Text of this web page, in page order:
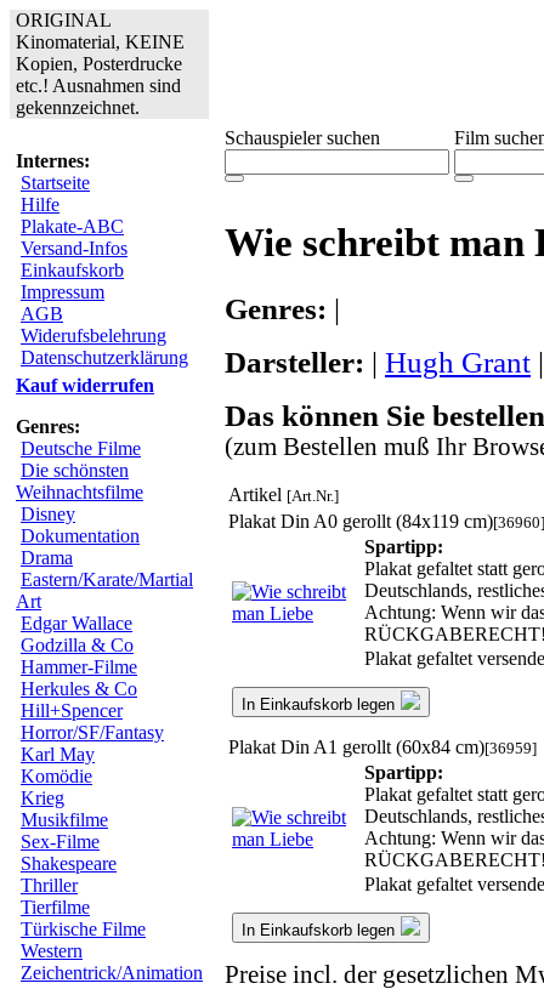
ORIGINAL
Kinomaterial, KEINE
Kopien, Posterdrucke
etc.! Ausnahmen sind
gekennzeichnet.
Internes:
Startseite
Hilfe
Plakate-ABC
Versand-Infos
Einkaufskorb
Impressum
AGB
Widerufsbelehrung
Datenschutzerklärung
Kauf widerrufen
Genres:
Deutsche Filme
Die schönsten
Weihnachtsfilme
Disney
Dokumentation
Drama
Eastern/Karate/Martial
Art
Edgar Wallace
Godzilla & Co
Hammer-Filme
Herkules & Co
Hill+Spencer
Horror/SF/Fantasy
Karl May
Komödie
Krieg
Musikfilme
Sex-Filme
Shakespeare
Thriller
Tierfilme
Türkische Filme
Western
Zeichentrick/Animation
Schauspieler suchen Film
Wie schreibt man
Genres: |
Darsteller: | Hugh Grant
Das können Sie
(zum Bestellen muß Ihr
Artikel [Art.Nr.]
Plakat Din A0 gerollt (84x119 cm)[36960]
Spartipp:
Plakat gefaltet statt
Deutschlands,
Achtung: Wenn wir
Plakat gefaltet
In Einkaufskorb legen
Plakat Din A1 gerollt (60x84 cm)[36959]
Spartipp:
Plakat gefaltet statt
Deutschlands,
Achtung: Wenn wir
Plakat gefaltet
In Einkaufskorb legen
Preise incl. der gesetzlichen